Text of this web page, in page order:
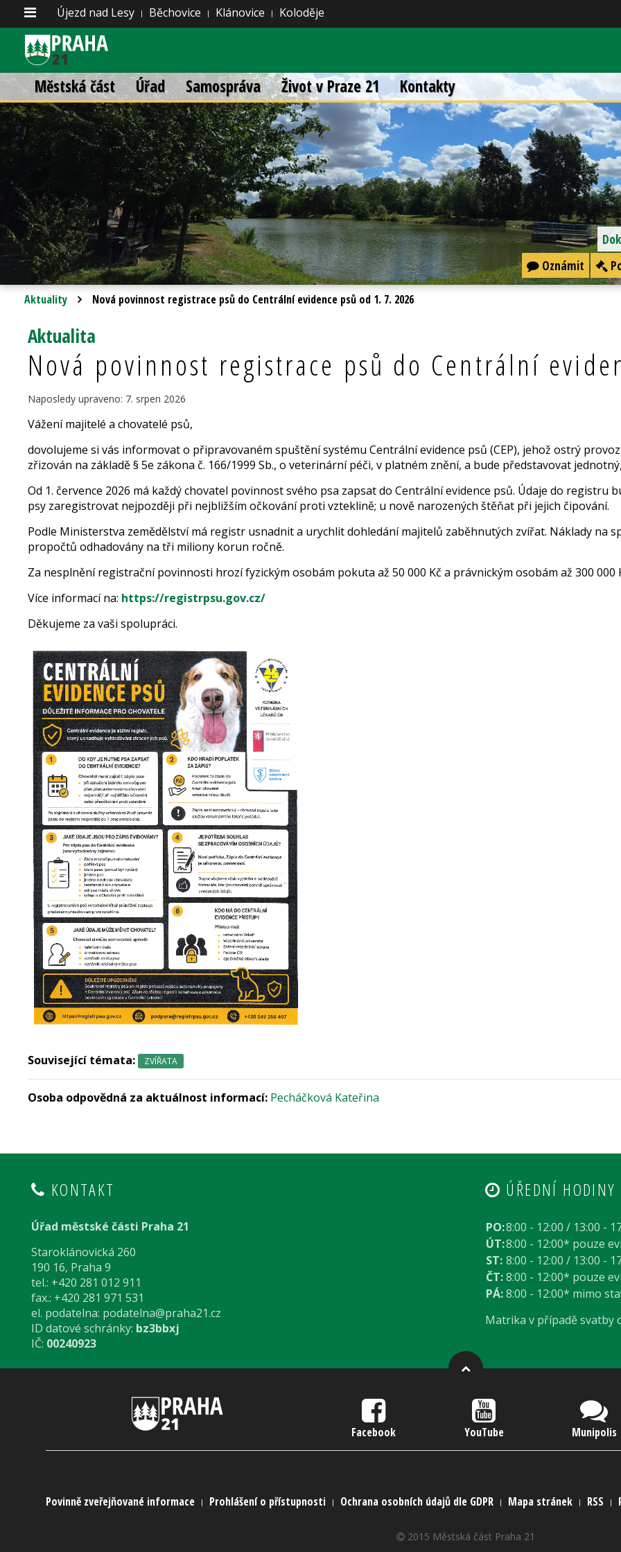
Újezd nad Lesy Běchovice Klánovice Koloděje
Městská část Úřad Samospráva Život v Praze 21 Kontakty
Oznámit
Aktuality Nová povinnost registrace psů do Centrální evidence psů od 1. 7. 2026
Aktualita
Nová povinnost registrace psů do Centrální
Naposledy upraveno: 7. srpen 2026
Vážení majitelé a chovatelé psů,
dovolujeme si vás informovat o připravovaném spuštění systému Centrální evidence psů (CEP), jehož ostrý
zřizován na základě § 5e zákona č. 166/1999 Sb., o veterinární péči, v platném znění, a bude představovat
Od 1. července 2026 má každý chovatel povinnost svého psa zapsat do Centrální evidence psů. Údaje do registru
psy zaregistrovat nejpozději při nejbližším očkování proti vzteklině; u nově narozených štěňat při jejich čipování.
Podle Ministerstva zemědělství má registr usnadnit a urychlit dohledání majitelů zaběhnutých zvířat. Náklady na
propočtů odhadovány na tři miliony korun ročně.
Za nesplnění registrační povinnosti hrozí fyzickým osobám pokuta až 50 000 Kč a právnickým osobám až 300 000
Více informací na: https://registrpsu.gov.cz/
Děkujeme za vaši spolupráci.
Související témata: ZVÍŘATA
Osoba odpovědná za aktuálnost informací: Pecháčková Kateřina
KONTAKT
Úřad městské části Praha 21
Staroklánovická 260
190 16, Praha 9
tel.: +420 281 012 911
fax.: +420 281 971 531
el. podatelna: podatelna@praha21.cz
ID datové schránky: bz3bbxj
IČ: 00240923
ÚŘEDNÍ HODINY
PO:8:00 - 12:00 / 13:00 -
ÚT:8:00 - 12:00* pouze
ST: 8:00 - 12:00 / 13:00 -
ČT: 8:00 - 12:00* pouze
PÁ: 8:00 - 12:00* mimo
Matrika v případě svatby
Facebook YouTube Munipolis
Povinně zveřejňované informace Prohlášení o přístupnosti Ochrana osobních údajů dle GDPR Mapa stránek RSS
2015 Městská část Praha 21